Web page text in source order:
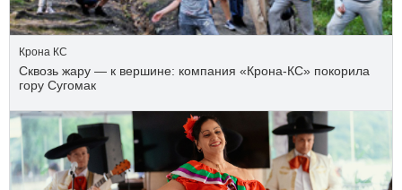
Крона КС
Сквозь жару — к вершине: компания «Крона‑КС» покорила
гору Сугомак